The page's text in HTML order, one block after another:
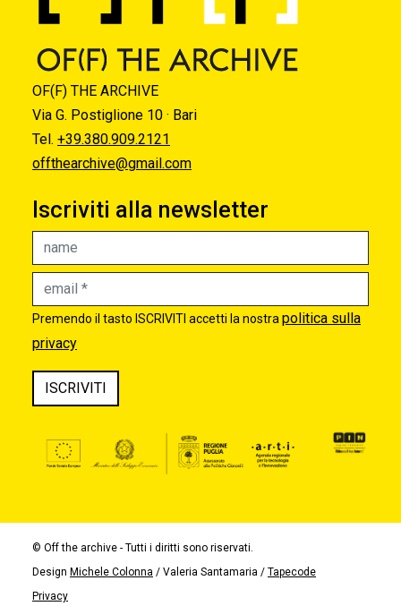
OF(F) THE ARCHIVE
Via G. Postiglione 10 · Bari
Tel. +39.380.909.2121
offthearchive@gmail.com
Iscriviti alla newsletter
Premendo il tasto ISCRIVITI accetti la nostra politica sulla
privacy
ISCRIVITI
© Off the archive - Tutti i diritti sono riservati.
Design Michele Colonna / Valeria Santamaria / Tapecode
Privacy